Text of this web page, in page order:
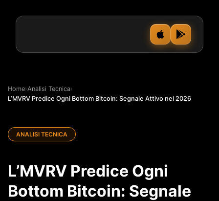
Home›Analisi Tecnica›
L’MVRV Predice Ogni Bottom Bitcoin: Segnale Attivo nel 2026
ANALISI TECNICA
L’MVRV Predice Ogni
Bottom Bitcoin: Segnale